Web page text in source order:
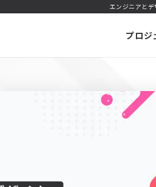
エンジニアと
プロジ